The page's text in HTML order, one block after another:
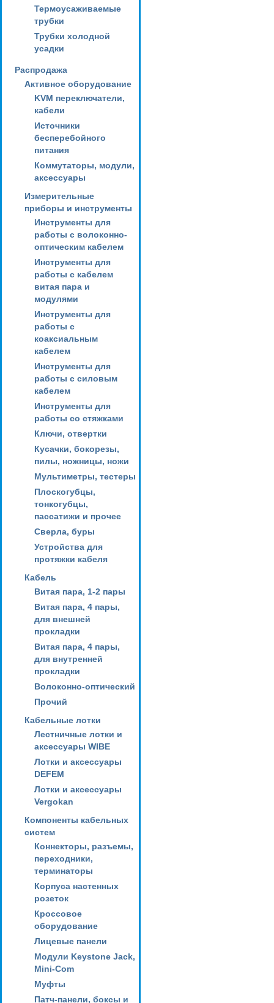
Термоусаживаемые
трубки
Трубки холодной
усадки
Распродажа
Активное оборудование
KVM переключатели,
кабели
Источники
бесперебойного
питания
Коммутаторы, модули,
аксессуары
Измерительные
приборы и инструменты
Инструменты для
работы с волоконно-
оптическим кабелем
Инструменты для
работы с кабелем
витая пара и
модулями
Инструменты для
работы с
коаксиальным
кабелем
Инструменты для
работы с силовым
кабелем
Инструменты для
работы со стяжками
Ключи, отвертки
Кусачки, бокорезы,
пилы, ножницы, ножи
Мультиметры, тестеры
Плоскогубцы,
тонкогубцы,
пассатижи и прочее
Сверла, буры
Устройства для
протяжки кабеля
Кабель
Витая пара, 1-2 пары
Витая пара, 4 пары,
для внешней
прокладки
Витая пара, 4 пары,
для внутренней
прокладки
Волоконно-оптический
Прочий
Кабельные лотки
Лестничные лотки и
аксессуары WIBE
Лотки и аксессуары
DEFEM
Лотки и аксессуары
Vergokan
Компоненты кабельных
систем
Коннекторы, разъемы,
переходники,
терминаторы
Корпуса настенных
розеток
Кроссовое
оборудование
Лицевые панели
Модули Keystone Jack,
Mini-Com
Муфты
Патч-панели, боксы и